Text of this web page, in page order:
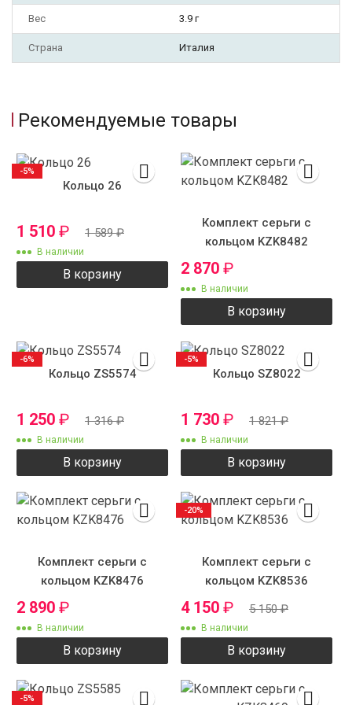
Вес 3.9 г
Страна Италия
Рекомендуемые товары
Кольцо 26
1 510 ₽ 1 589₽
В наличии
В корзину
-5%
Комплект серьги с
кольцом KZK8482
2 870 ₽
В наличии
В корзину
Кольцо ZS5574
1 250 ₽ 1 316₽
В наличии
В корзину
-6%
Кольцо SZ8022
1 730 ₽ 1 821₽
В наличии
В корзину
-5%
Комплект серьги с
кольцом KZK8476
2 890 ₽
В наличии
В корзину
Комплект серьги с
кольцом KZK8536
4 150 ₽ 5 150₽
В наличии
В корзину
-20%
-5%